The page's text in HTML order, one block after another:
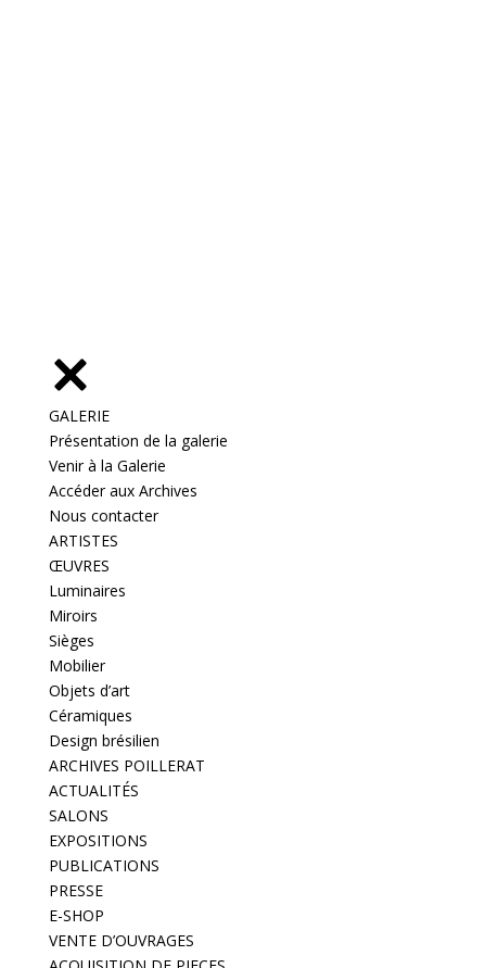
GALERIE
Présentation de la galerie
Venir à la Galerie
Accéder aux Archives
Nous contacter
ARTISTES
ŒUVRES
Luminaires
Miroirs
Sièges
Mobilier
Objets d’art
Céramiques
Design brésilien
ARCHIVES POILLERAT
ACTUALITÉS
SALONS
EXPOSITIONS
PUBLICATIONS
PRESSE
E-SHOP
VENTE D’OUVRAGES